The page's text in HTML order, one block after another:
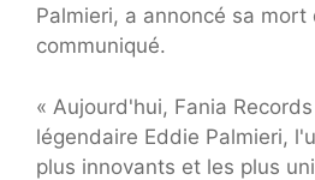
Palmieri, a annoncé sa mort
communiqué.
« Aujourd'hui, Fania
légendaire Eddie Palmieri,
plus innovants et les plus